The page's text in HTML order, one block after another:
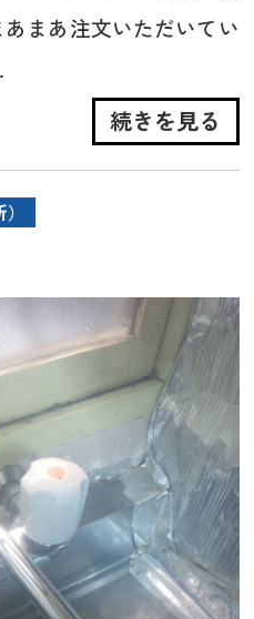
まあ注文いただいてい
続きを見る